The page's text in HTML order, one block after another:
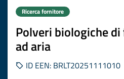
Ricerca fornitore
Polveri biologiche
ad aria
ID EEN: BRLT20251111010